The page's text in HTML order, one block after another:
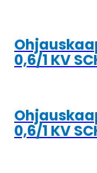
0,6/1 KV
0,6/1 KV